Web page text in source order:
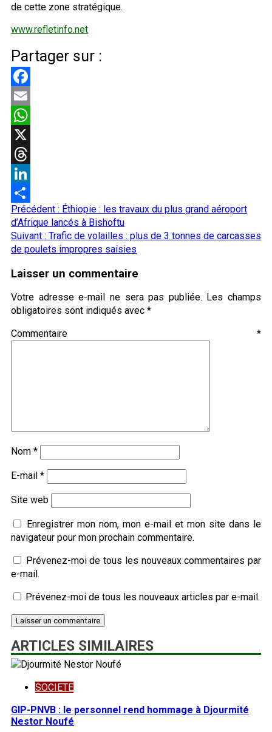
de cette zone stratégique.
www.refletinfo.net
Partager sur :
Facebook
Email
WhatsApp
X
Threads
LinkedIn
Partager
Navigation
d’article
Précédent : Éthiopie : les travaux du plus grand aéroport
d’Afrique lancés à Bishoftu
Suivant : Trafic de volailles : plus de 3 tonnes de carcasses
de poulets impropres saisies
Laisser un commentaire
Votre adresse e-mail ne sera pas publiée. Les champs
obligatoires sont indiqués avec *
Commentaire *
Nom *
E-mail *
Site web
Enregistrer mon nom, mon e-mail et mon site dans le
navigateur pour mon prochain commentaire.
Prévenez-moi de tous les nouveaux commentaires par
e-mail.
Prévenez-moi de tous les nouveaux articles par e-mail.
ARTICLES SIMILAIRES
SOCIETE
GIP-PNVB : le personnel rend hommage à Djourmité
Nestor Noufé